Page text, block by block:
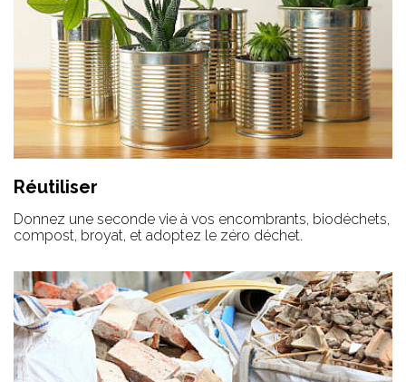
Réutiliser
Donnez une seconde vie à vos encombrants, biodéchets,
compost, broyat, et adoptez le zéro déchet.